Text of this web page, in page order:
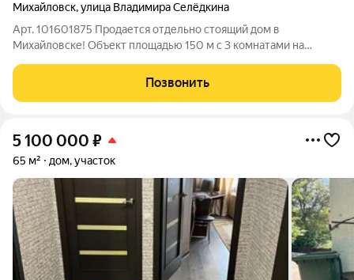
Михайловск,улица Владимира Селёдкина
Арт. 101601875 Продается отдельно стоящий дом в
Михайловске! Объект площадью 150 м с 3 комнатами на
соблюдением всех строительных норм и стандартов, что
гарантирует долговечность и комфорт
Позвонить
5 100 000 ₽
65 м² дом, участок